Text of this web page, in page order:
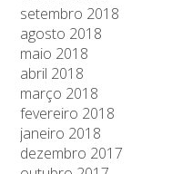
setembro 2018
agosto 2018
maio 2018
abril 2018
março 2018
fevereiro 2018
janeiro 2018
dezembro 2017